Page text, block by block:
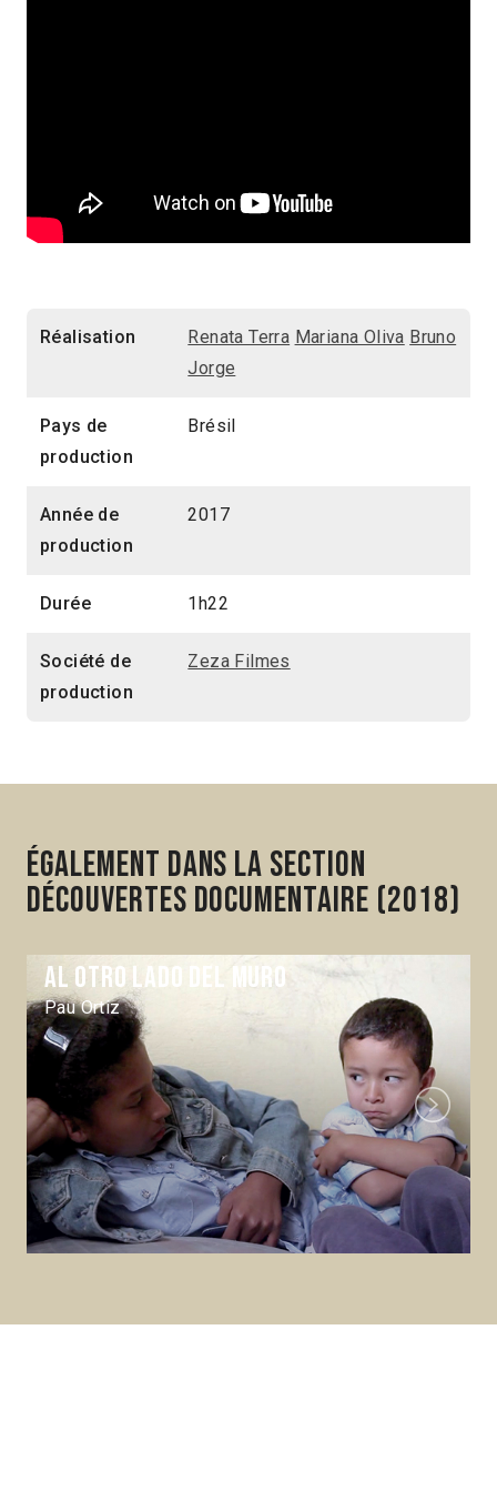
Réalisation Renata Terra Mariana Oliva Bruno
Jorge
Pays de
production
Brésil
Année de
production
2017
Durée 1h22
Société de
production
Zeza Filmes
Également dans la section
Découvertes Documentaire (2018)
Al otro lado del muro
Pau Ortiz
Next